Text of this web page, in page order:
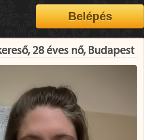
28 éves nő, Budapest